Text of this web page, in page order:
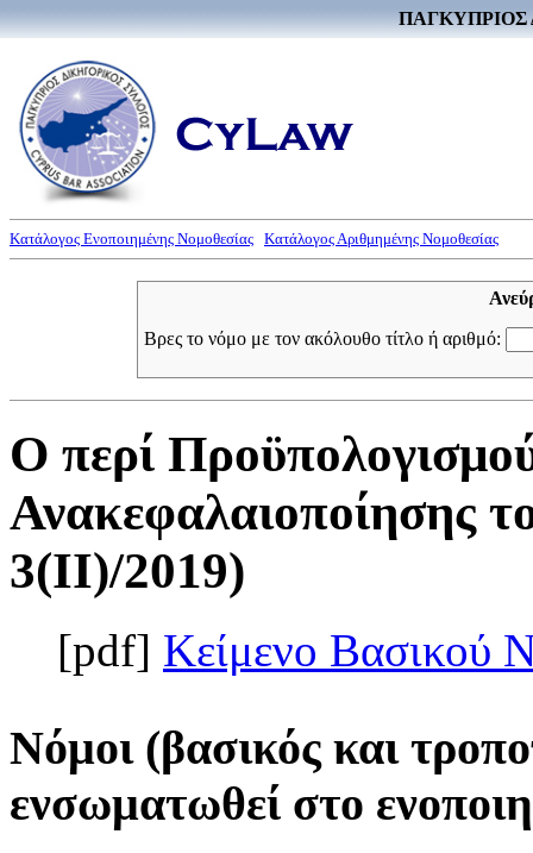
ΠΑΓΚΥΠΡΙΟΣ
Κατάλογος Ενοποιημένης Νομοθεσίας Κατάλογος Αριθμημένης Νομοθεσίας
Βρες το νόμο με τον ακόλουθο τίτλο ή αριθμό:
Ο περί
Ανακεφαλαιοποίησης
3(II)/2019)
[pdf] Κείμενο Βασικού
Νόμοι (βασικός και
ενσωματωθεί στο